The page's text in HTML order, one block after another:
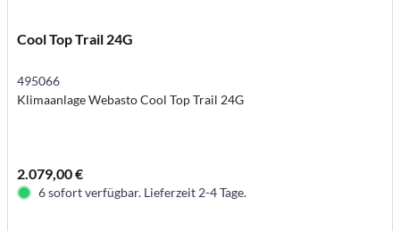
Cool Top Trail 24G
495066
Klimaanlage Webasto Cool Top Trail 24G
2.079,00 €
6 sofort verfügbar. Lieferzeit 2-4 Tage.